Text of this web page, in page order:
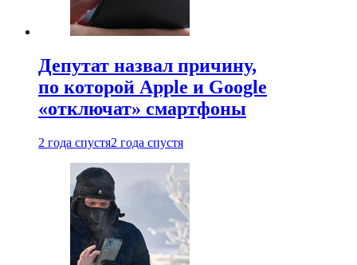
Депутат назвал причину,
по которой Apple и Google
«отключат» смартфоны
2 года спустя2 года спустя